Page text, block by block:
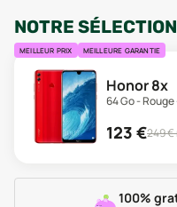
NOTRE SÉLECTION
MEILLEUR PRIX MEILLEURE GARANTIE
Honor 8x
64 Go -
123 €249€
100%